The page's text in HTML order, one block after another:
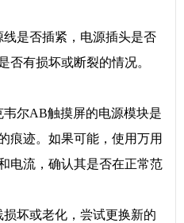
是否插紧，电源插头是否
否有损坏或断裂的情况。
尔AB触摸屏的电源模块是
痕迹。如果可能，使用万用
电流，确认其是否在正常范
坏或老化，尝试更换新的